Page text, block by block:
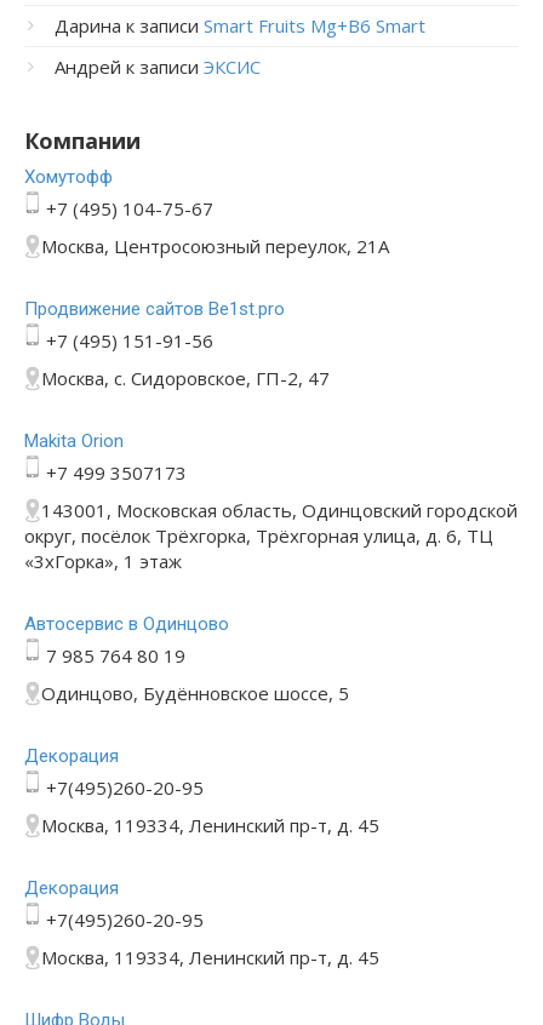
Дарина к записи Smart Fruits Mg+B6 Smart
Андрей к записи ЭКСИС
Компании
Хомутофф
+7 (495) 104-75-67
Москва, Центросоюзный переулок, 21А
Продвижение сайтов Be1st.pro
+7 (495) 151-91-56
Москва, с. Сидоровское, ГП-2, 47
Makita Orion
+7 499 3507173
143001, Московская область, Одинцовский городской
округ, посёлок Трёхгорка, Трёхгорная улица, д. 6, ТЦ
«3хГорка», 1 этаж
Автосервис в Одинцово
7 985 764 80 19
Одинцово, Будённовское шоссе, 5
Декорация
+7(495)260-20-95
Москва, 119334, Ленинский пр-т, д. 45
Декорация
+7(495)260-20-95
Москва, 119334, Ленинский пр-т, д. 45
Шифр Воды